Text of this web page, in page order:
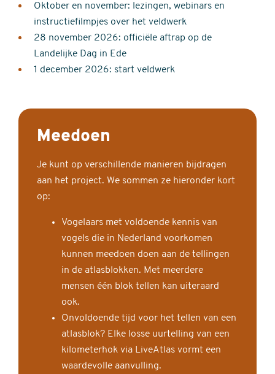
Oktober en november: lezingen, webinars en
instructiefilmpjes over het veldwerk
28 november 2026: officiële aftrap op de
Landelijke Dag in Ede
1 december 2026: start veldwerk
Meedoen
Je kunt op verschillende manieren bijdragen
aan het project. We sommen ze hieronder kort
op:
Vogelaars met voldoende kennis van
vogels die in Nederland voorkomen
kunnen meedoen doen aan de tellingen
in de atlasblokken. Met meerdere
mensen één blok tellen kan uiteraard
ook.
Onvoldoende tijd voor het tellen van een
atlasblok? Elke losse uurtelling van een
kilometerhok via LiveAtlas vormt een
waardevolle aanvulling.